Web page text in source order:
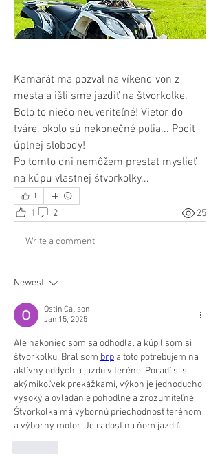
Kamarát ma pozval na víkend von z
mesta a išli sme jazdiť na štvorkolke.
Bolo to niečo neuveriteľné! Vietor do
tváre, okolo sú nekonečné polia... Pocit
úplnej slobody!
Po tomto dni nemôžem prestať myslieť
na kúpu vlastnej štvorkolky...
1
1 2 25
Write a comment...
Newest
Ostin Calison
Jan 15, 2025
Ale nakoniec som sa odhodlal a kúpil som si
štvorkolku. Bral som brp a toto potrebujem na
aktívny oddych a jazdu v teréne. Poradí si s
akýmikoľvek prekážkami, výkon je jednoducho
vysoký a ovládanie pohodlné a zrozumiteľné.
Štvorkolka má výbornú priechodnosť terénom
a výborný motor. Je radosť na ňom jazdiť.